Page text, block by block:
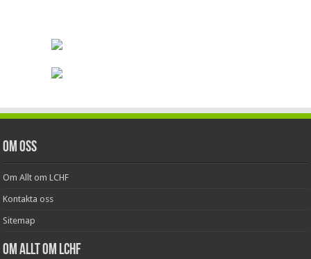
Om oss
Om Allt om LCHF
Kontakta oss
Sitemap
Om Allt om LCHF